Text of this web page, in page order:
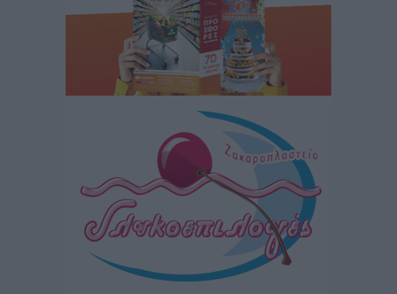
Ακτινοθεραπευτικό
πριν 4 ώρες
Σούπερ μάρκετ: Διευρύνεται η εθνική πρωτοβουλία
για τις τιμές – Eρχονται νέες συμμετοχές εταιρειών
Συνελήφθησαν έξι άτομα για ηχορύπανση από
καταστήματα στο Νότιο Αιγαίο
Τοπικές Ειδήσεις• πριν 4 ώρες
15 Αυγούστου 2026: Πώς θα πληρωθούν όσοι
εργαστούν την αργία – Τι ισχύει για πενθήμερο,